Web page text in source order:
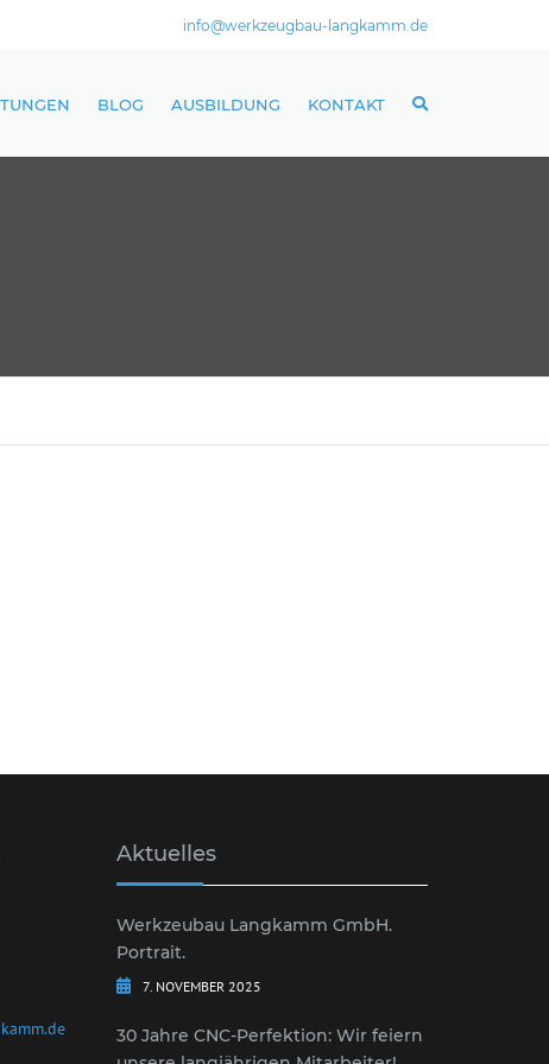
info@werkzeugbau-langkamm.de
BLOG AUSBILDUNG KONTAKT
Aktuelles
Werkzeubau Langkamm GmbH.
Portrait.
7. NOVEMBER 2025
30 Jahre CNC-Perfektion: Wir feiern